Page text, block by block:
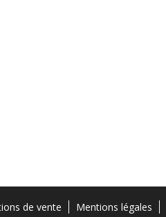
de vente Mentions légales